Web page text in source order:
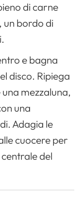
di carne
un bordo di
e bagna
disco. Ripiega
mezzaluna,
una
Adagia le
cuocere per
del